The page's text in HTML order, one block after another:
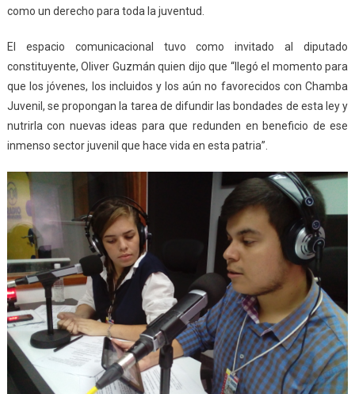
como un derecho para toda la juventud.
El espacio comunicacional tuvo como invitado al diputado
constituyente, Oliver Guzmán quien dijo que “llegó el momento para
que los jóvenes, los incluidos y los aún no favorecidos con Chamba
Juvenil, se propongan la tarea de difundir las bondades de esta ley y
nutrirla con nuevas ideas para que redunden en beneficio de ese
inmenso sector juvenil que hace vida en esta patria”.